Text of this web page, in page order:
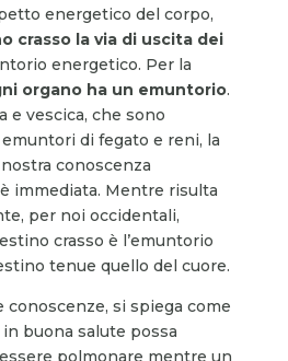
energetico del corpo,
crasso la via di uscita dei
energetico. Per la
organo ha un emuntorio.
e vescica, che sono
di fegato e reni, la
conoscenza
immediata. Mentre risulta
per noi occidentali,
crasso è l’emuntorio
tenue quello del cuore.
conoscenze, si spiega come
buona salute possa
polmonare mentre un